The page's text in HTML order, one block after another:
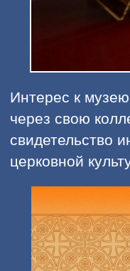
Интерес к
через свою
свидетельство
церковной